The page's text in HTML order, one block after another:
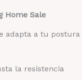
Home Sale
adapta a tu postura
la resistencia